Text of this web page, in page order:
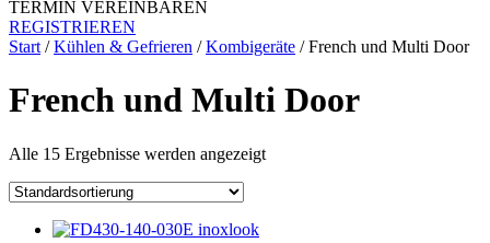
TERMIN VEREINBAREN
REGISTRIEREN
Start /Kühlen & Gefrieren /Kombigeräte / French und Multi Door
French und Multi Door
Alle 15 Ergebnisse werden angezeigt